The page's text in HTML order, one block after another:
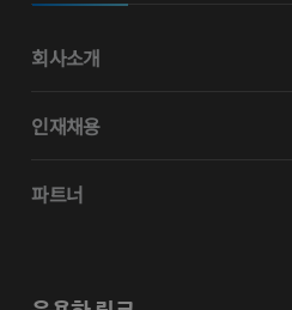
회사소개
인재채용
파트너